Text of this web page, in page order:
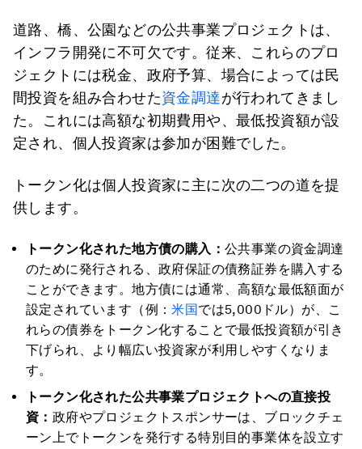
道路、橋、公園などの公共事業プロジェクトは、
インフラ開発に不可欠です。従来、これらのプロ
ジェクトには税金、政府予算、場合によっては民
間投資を組み合わせた資金調達が行われてきまし
た。これには高額な初期費用や、最低投資額が設
定され、個人投資家は参加が困難でした。
トークン化は個人投資家に主に次の二つの道を提
供します。
トークン化された地方債の購入： 公共事業の資金調達
のために発行される、政府保証の債務証券を購入する
ことができます。地方債には通常、高額な最低額面が
設定されています（例：米国では5,000ドル）が、こ
れらの債券をトークン化することで最低投資額が引き
下げられ、より幅広い投資家が利用しやすくなりま
す。
トークン化された公共事業プロジェクトへの直接投
資： 政府やプロジェクトスポンサーは、ブロックチェ
ーン上でトークンを発行する特別目的事業体を設立す